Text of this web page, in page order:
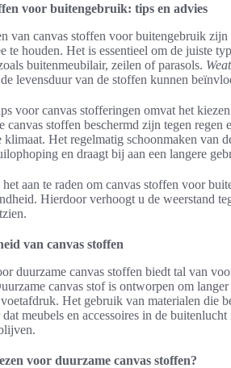
voor buitengebruik: tips en advies
van canvas stoffen voor buitengebruik
te houden. Het is essentieel om de juiste
buitenmeubilair, zeilen of parasols.
levensduur van de stoffen kunnen
voor canvas stofferingen omvat het
canvas stoffen beschermd zijn tegen
klimaat. Het regelmatig schoonmaken van
en draagt bij aan een langere
het aan te raden om canvas stoffen voor
Hierdoor verhoogt u de weerstand
van canvas stoffen
duurzame canvas stoffen biedt tal van
canvas stof is ontworpen om
Het gebruik van materialen die
meubels en accessoires in de
voor duurzame canvas stoffen?